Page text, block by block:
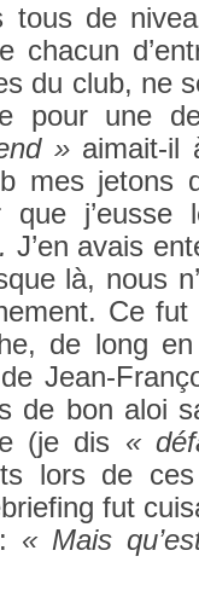
tous de
chacun
du club, ne
pour une
»aimait-il
mes jetons
que
J’en avais
là, nous
Ce
de long
Jean-
de bon aloi
(je dis «
lors de
fut
« Mais